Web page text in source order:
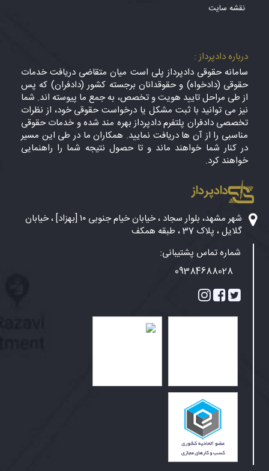
نقشه سایت
درباره دادپرداز :
سامانه حقوقی دادپرداز پلی است میان متقاضی دریافت خدمات
حقوقی (دادخواه) و حقوقدانان برجسته کشور (دادفران) که پس
از طی مراحل تایید هویت و تخصص، به جمع ما پیوسته اند. شما
نیز می توانید با ثبت مشکل یا درخواست حقوقی خود، از نظرات
تخصصی دادفران پلتفرم دادپرداز بهره مند شده و خدمات حقوقی
مناسبی را از آن ها دریافت نمایید. همکاران ما در طی این مسیر
در کنار شما خواهند ماند و تا حصول نتیجه شما را راهنمایی
خواهند کرد.
دادپرداز
شهر مشهد، بلوار سجاد ، خیابان خیام جنوبی ۱۰ [بهزاد] ، خیابان
گلایل ، پلاک 37 ، طبقه همکف
شماره تماس پشتیبانی:
09384688028